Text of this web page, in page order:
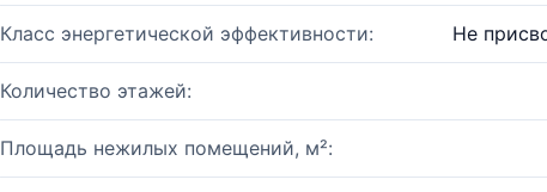
Класс энергетической эффективности: Не
Количество этажей:
Площадь нежилых помещений, м²: